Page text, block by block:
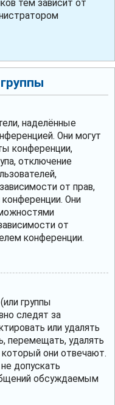
тем зависит от
наделённые
Они могут
конференции,
отключение
от прав,
Они
от
конференции.
группы
следят за
или удалять
перемещать, удалять
они отвечают.
допускать
обсуждаемым